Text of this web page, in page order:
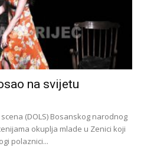
na svijetu
(DOLS) Bosanskog narodnog
okuplja mlade u Zenici koji
polaznici...